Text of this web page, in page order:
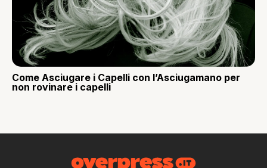
Come Asciugare i Capelli con l’Asciugamano per
non rovinare i capelli